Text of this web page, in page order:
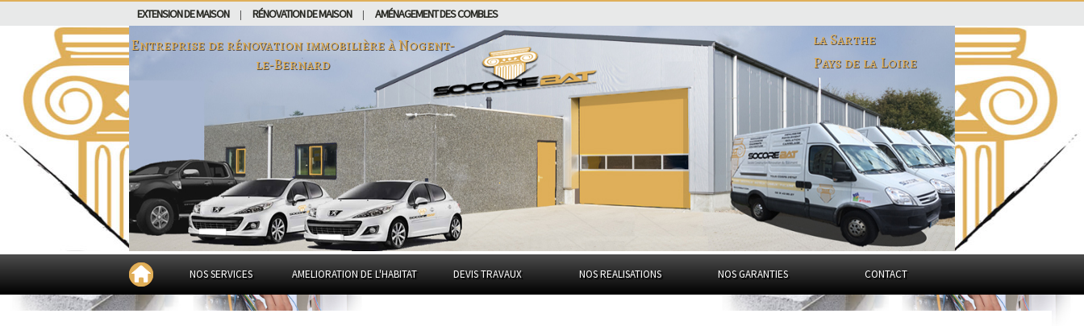
EXTENSION DE MAISON RÉNOVATION DE MAISON AMÉNAGEMENT DES COMBLES
Entreprise de rénovation immobilière àNogent-
le-Bernard
la Sarthe
Pays de la Loire
NOS SERVICES AMELIORATION DE L'HABITAT DEVIS TRAVAUX NOS REALISATIONS NOS GARANTIES CONTACT